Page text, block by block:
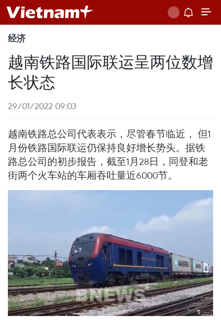
经济
越南铁路国际联运呈两位数增
长状态
29/01/2022 09:03
越南铁路总公司代表表示，尽管春节临近， 但1
月份铁路国际联运仍保持良好增长势头。据铁
路总公司的初步报告，截至1月28日，同登和老
街两个火车站的车厢吞吐量近6000节。